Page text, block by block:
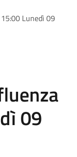
Lunedì 09
09